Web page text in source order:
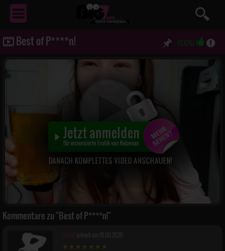
EROTIKVON NEBENAN ...
Best of P****n! (100%)
Kommentare zu "Best of P****n!"
atag1 schrieb am 19.06.2026